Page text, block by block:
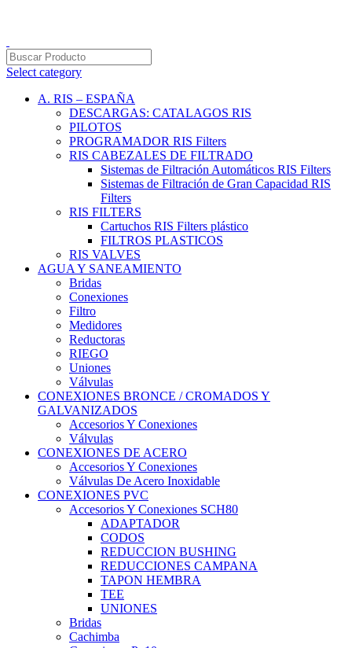
Select category
A. RIS – ESPAÑA
DESCARGAS: CATALAGOS RIS
PILOTOS
PROGRAMADOR RIS Filters
RIS CABEZALES DE FILTRADO
Sistemas de Filtración Automáticos RIS Filters
Sistemas de Filtración de Gran Capacidad RIS
Filters
RIS FILTERS
Cartuchos RIS Filters plástico
FILTROS PLASTICOS
RIS VALVES
AGUA Y SANEAMIENTO
Bridas
Conexiones
Filtro
Medidores
Reductoras
RIEGO
Uniones
Válvulas
CONEXIONES BRONCE / CROMADOS Y
GALVANIZADOS
Accesorios Y Conexiones
Válvulas
CONEXIONES DE ACERO
Accesorios Y Conexiones
Válvulas De Acero Inoxidable
CONEXIONES PVC
Accesorios Y Conexiones SCH80
ADAPTADOR
CODOS
REDUCCION BUSHING
REDUCCIONES CAMPANA
TAPON HEMBRA
TEE
UNIONES
Bridas
Cachimba